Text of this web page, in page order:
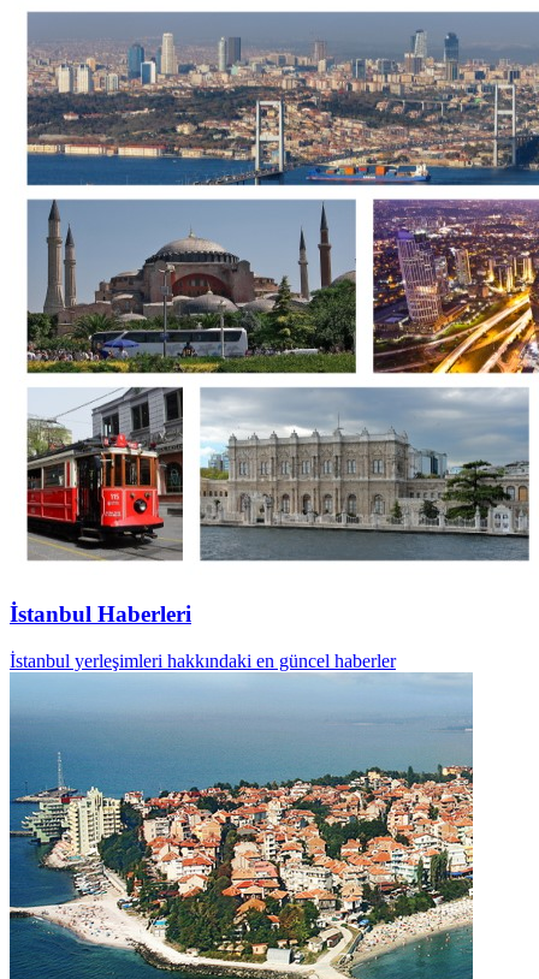
İstanbul Haberleri
İstanbul yerleşimleri hakkındaki en güncel haberler